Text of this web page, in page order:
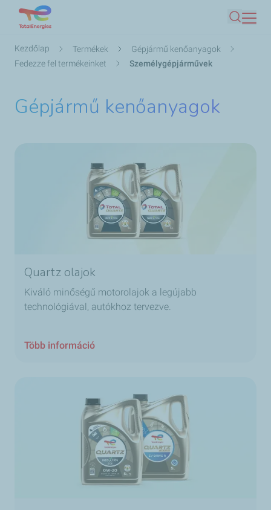
tartalomra
Keresés
Morzsa
Kezdőlap Termékek
Gépjármű kenőanyagok
Fedezze fel termékeinket
Személygépjárművek
Gépjármű kenőanyagok
Quartz olajok
Kiváló minőségű motorolajok a legújabb
technológiával, autókhoz tervezve.
Több információ